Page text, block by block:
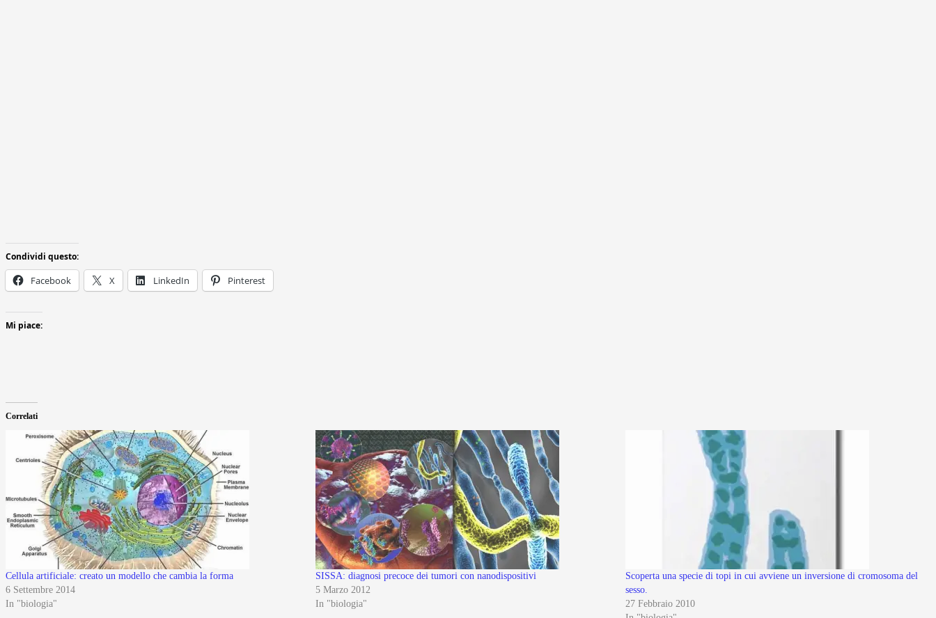
Condividi questo:
Facebook X LinkedIn Pinterest
Mi piace:
Correlati
Cellula artificiale: creato un modello che cambia la forma
6 Settembre 2014
In "biologia"
SISSA: diagnosi precoce dei tumori con nanodispositivi
5 Marzo 2012
In "biologia"
Scoperta una specie di topi in cui avviene un inversione di cromosoma del
sesso.
27 Febbraio 2010